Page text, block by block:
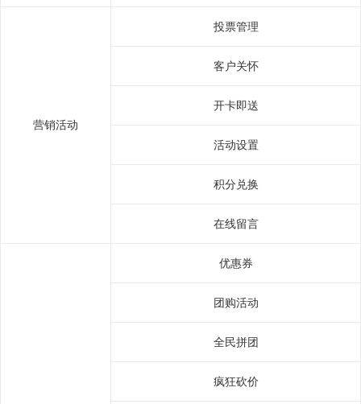
营销活动
投票管理
客户关怀
开卡即送
活动设置
积分兑换
在线留言
优惠券
团购活动
全民拼团
疯狂砍价